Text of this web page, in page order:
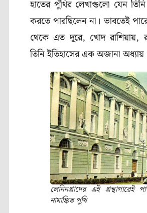
হাতের পুঁথির লেখাগুলো যেন তিনি
করতে পারছিলেন না। ভাবতেই
থেকে এত দূরে, খোদ রাশিয়ায়,
তিনি ইতিহাসের এক অজানা অধ্যায়
লেনিনগ্রাদের এই গ্রন্থাগারেই
নামাঙ্কিত পুথি